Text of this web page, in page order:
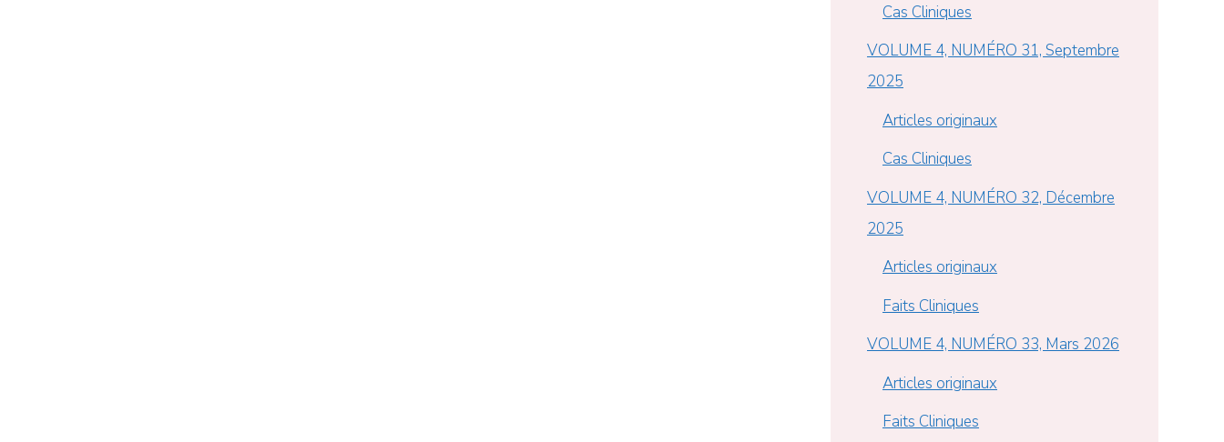
Cas Cliniques
VOLUME 4, NUMÉRO 31, Septembre
2025
Articles originaux
Cas Cliniques
VOLUME 4, NUMÉRO 32, Décembre
2025
Articles originaux
Faits Cliniques
VOLUME 4, NUMÉRO 33, Mars 2026
Articles originaux
Faits Cliniques